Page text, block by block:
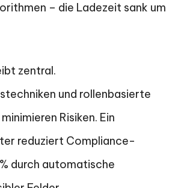
– die Ladezeit sank um
zentral.
und rollenbasierte
Risiken. Ein
reduziert Compliance-
durch automatische